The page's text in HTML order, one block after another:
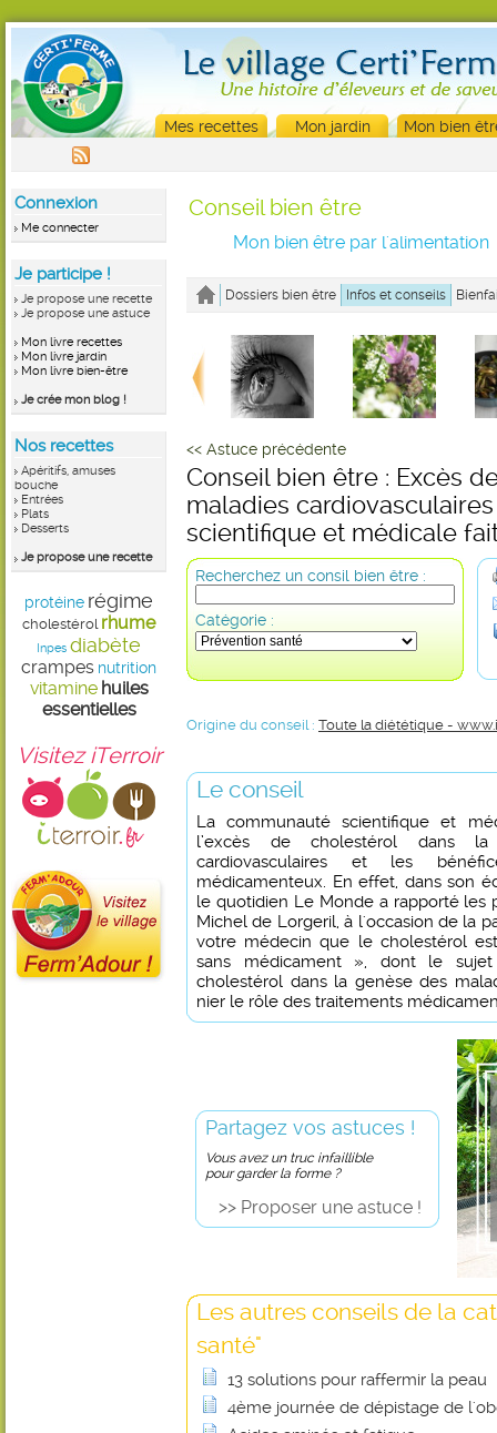
Mes recettes Mon jardin Mon bien
Connexion
Me connecter
Je participe !
Je propose une recette
Je propose une astuce
Mon livre recettes
Mon livre jardin
Mon livre bien-être
Je crée mon blog !
Nos recettes
Apéritifs, amuses
bouche
Entrées
Plats
Desserts
Je propose une recette
protéine régime
cholestérol rhume
Inpes diabète
crampes nutrition
vitamine huiles
essentielles
Visitez iTerroir
Conseil bien être
Mon bien être par l'alimentation
Dossiers bien être Infos et conseils
<< Astuce précédente
Conseil bien être : Excès
maladies
scientifique et médicale
Recherchez un consil bien être :
Catégorie :
Origine du conseil : Toute la diététique -
Le conseil
La communauté scientifique et
l’excès de cholestérol dans
cardiovasculaires et les
médicamenteux. En effet, dans son
le quotidien Le Monde a rapporté les
Michel de Lorgeril, à l'occasion de la
votre médecin que le cholestérol
sans médicament », dont le
cholestérol dans la genèse des
nier le rôle des traitements
Partagez vos astuces !
Vous avez un truc infaillible
pour garder la forme ?
>> Proposer une astuce !
Les autres conseils de la
santé"
13 solutions pour raffermir la peau
4ème journée de dépistage de